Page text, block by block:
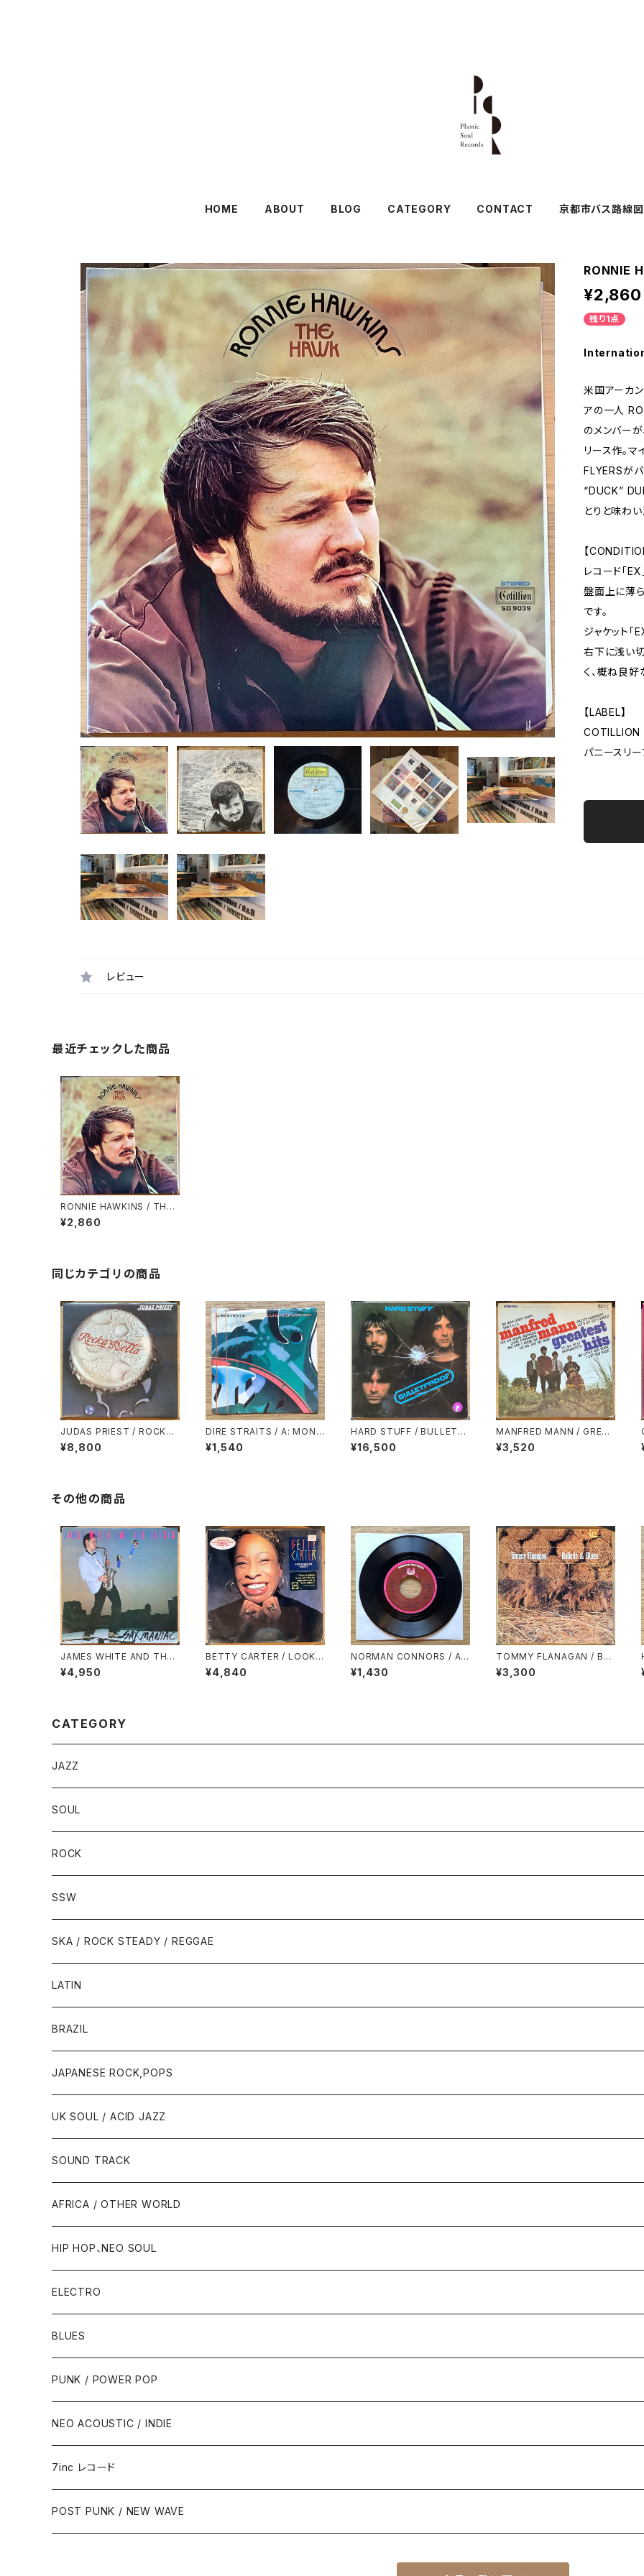
HOME ABOUT BLOG CATEGORY CONTACT 京都市バス路線図
RONNIE
¥2,860
残り1点
米国アーカ
アの一人
のメンバー
リース作。
FLYERSが
“DUCK”
とりと味わ
【
レコード「EX
盤面上に薄
です。
ジャケット「
右下に浅い
く、概ね良好
【LABEL】
パニースリ
レビュー
最近チェックした商品
RONNIE HAWKINS / THE
HAWK
¥2,860
同じカテゴリの商品
JUDAS PRIEST / ROCKA-
ROLLA
¥8,800
DIRE STRAITS / A: MONE
Y FOR NOTHING / B: LOV
E OVER GOLD (LIVE)
¥1,540
HARD STUFF / BULLETP
ROOF
¥16,500
MANFRED MANN / GREAT
EST HITS
¥3,520
その他の商品
JAMES WHITE AND THE
BLACKS / SAX MANIAC
¥4,950
BETTY CARTER / LOOK
WHAT I GOT!
¥4,840
NORMAN CONNORS / A:
YOU ARE MY STARSHIP /
B: BUBBLES
¥1,430
TOMMY FLANAGAN / BAL
LADS & BLUES
¥3,300
CATEGORY
JAZZ
SOUL
ROCK
SSW
SKA / ROCK STEADY / REGGAE
LATIN
BRAZIL
JAPANESE ROCK,POPS
UK SOUL / ACID JAZZ
SOUND TRACK
AFRICA / OTHER WORLD
HIP HOP、NEO SOUL
ELECTRO
BLUES
PUNK / POWER POP
NEO ACOUSTIC / INDIE
7inc レコード
PUNK / 2TONE
POST PUNK / NEW WAVE